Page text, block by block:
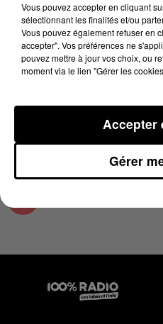
17 janvier 2025 - 4 min 21 sec
LES INFOS DU GRAND
17/01/2025 À 08H30
Podcasts infos du grand
Vous pouvez accepter en cliquant
sélectionnant les finalités et/ou
Vous pouvez également refuser en
accepter". Vos préférences ne
pouvez mettre à jour vos choix, ou
moment via le lien "Gérer les
Gérer
Accepter